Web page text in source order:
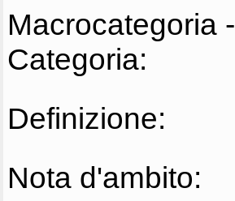
Macrocategoria -
Categoria:
Definizione:
Nota d'ambito: